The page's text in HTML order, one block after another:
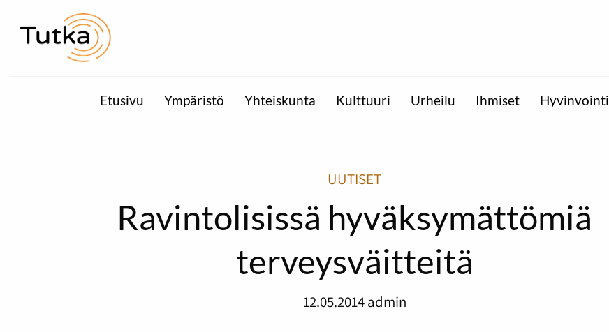
Etusivu Ympäristö Yhteiskunta Kulttuuri Urheilu Ihmiset Hyvinvointi
UUTISET
Ravintolisissä hyväksymättömiä
terveysväitteitä
12.05.2014 admin